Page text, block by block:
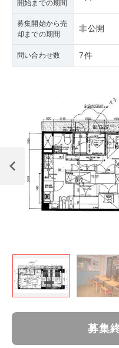
開始までの期間
募集開始から売
却までの期間
非公開
問い合わせ数 7件
募集